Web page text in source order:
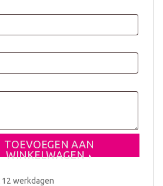
TOEVOEGEN AAN
WINKELWAGEN
werkdagen